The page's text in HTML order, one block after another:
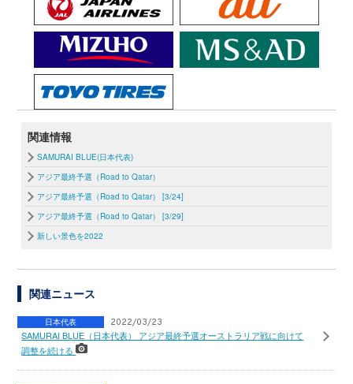
関連情報
SAMURAI BLUE(日本代表)
アジア最終予選（Road to Qatar）
アジア最終予選（Road to Qatar） [3/24]
アジア最終予選（Road to Qatar） [3/29]
新しい景色を2022
関連ニュース
日本代表 2022/03/23
SAMURAI BLUE（日本代表） アジア最終予選オーストラリア戦に向けて
調整を続ける